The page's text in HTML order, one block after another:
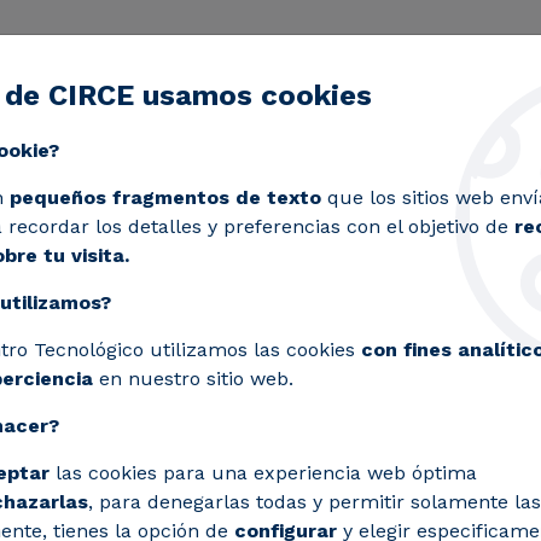
Servicios Laboratorios
del uso energético de la biomasa procedente de
talleres de
procedente
varios talleres en el marco del
CIRCE usamos cookies
pequeños fragmentos de textoque los sitios web
recordar los detalles y preferencias con el objetivo de
tu visita.
Tecnológico utilizamos las cookies con fines
en nuestro sitio web.
las cookies para una experiencia web óptima
, para denegarlas todas y permitir solamente
tienes la opción de configurary elegir